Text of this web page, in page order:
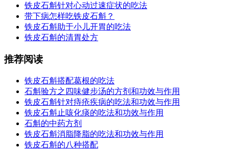
铁皮石斛针对心动过速症状的吃法
带下病怎样吃铁皮石斛？
铁皮石斛助于小儿开胃的吃法
铁皮石斛的清胃处方
推荐阅读
铁皮石斛搭配葛根的吃法
石斛验方之四味健步汤的方剂和功效与作用
铁皮石斛针对痔疮疾病的吃法和功效与作用
铁皮石斛止咳化痰的吃法和功效与作用
石斛的中药方剂
铁皮石斛消脂降脂的吃法和功效与作用
铁皮石斛的八种搭配